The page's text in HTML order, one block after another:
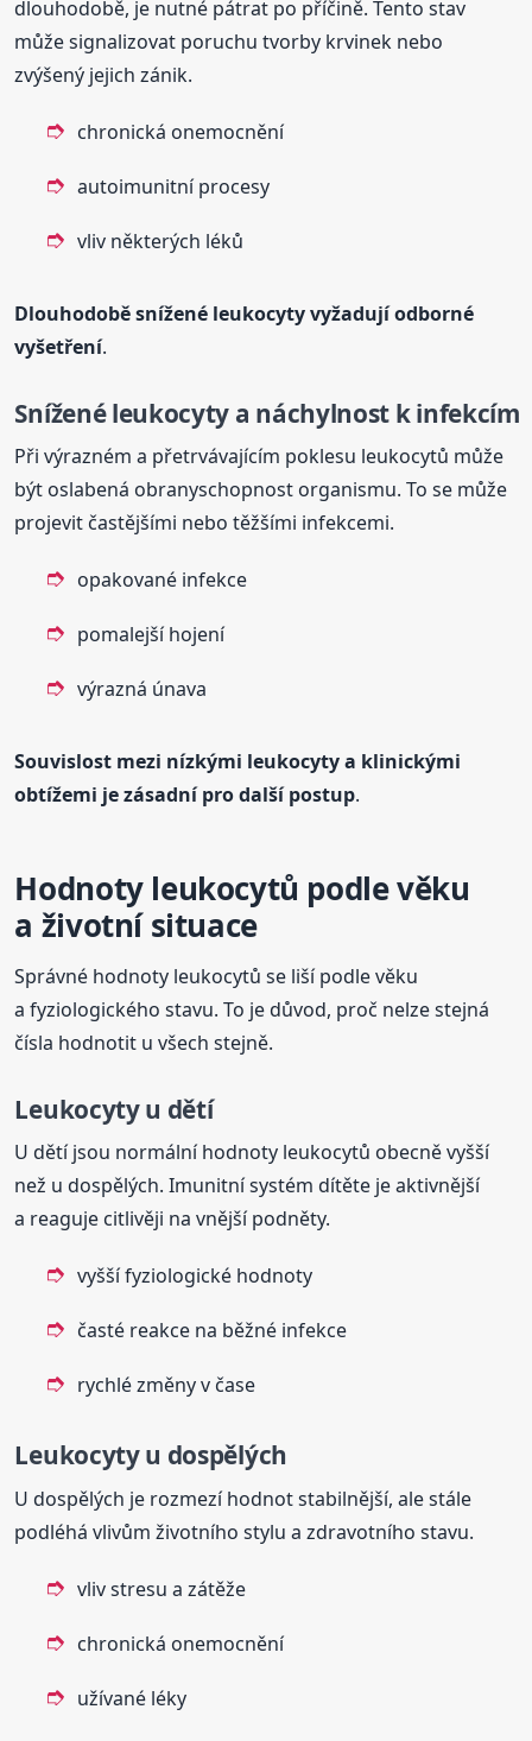
dlouhodobě, je nutné pátrat po příčině. Tento stav
může signalizovat poruchu tvorby krvinek nebo
zvýšený jejich zánik.
chronická onemocnění
autoimunitní procesy
vliv některých léků
Dlouhodobě snížené leukocyty vyžadují odborné
vyšetření.
Snížené leukocyty a náchylnost k infekcím
Při výrazném a přetrvávajícím poklesu leukocytů může
být oslabená obranyschopnost organismu. To se může
projevit častějšími nebo těžšími infekcemi.
opakované infekce
pomalejší hojení
výrazná únava
Souvislost mezi nízkými leukocyty a klinickými
obtížemi je zásadní pro další postup.
Hodnoty leukocytů podle věku
a životní situace
Správné hodnoty leukocytů se liší podle věku
a fyziologického stavu. To je důvod, proč nelze stejná
čísla hodnotit u všech stejně.
Leukocyty u dětí
U dětí jsou normální hodnoty leukocytů obecně vyšší
než u dospělých. Imunitní systém dítěte je aktivnější
a reaguje citlivěji na vnější podněty.
vyšší fyziologické hodnoty
časté reakce na běžné infekce
rychlé změny v čase
Leukocyty u dospělých
U dospělých je rozmezí hodnot stabilnější, ale stále
podléhá vlivům životního stylu a zdravotního stavu.
vliv stresu a zátěže
chronická onemocnění
užívané léky